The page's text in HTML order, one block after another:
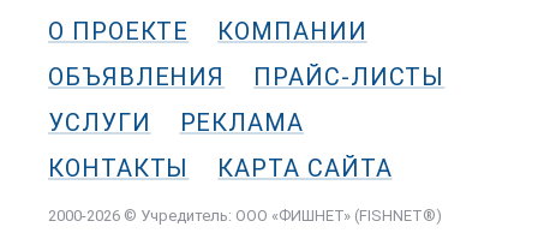
О ПРОЕКТЕ
КОМПАНИИ
ОБЪЯВЛЕНИЯ
ПРАЙС-ЛИСТЫ
УСЛУГИ
РЕКЛАМА
КОНТАКТЫ
КАРТА САЙТА
2000-2026 © Учредитель: ООО «ФИШНЕТ» (FISHNET®)